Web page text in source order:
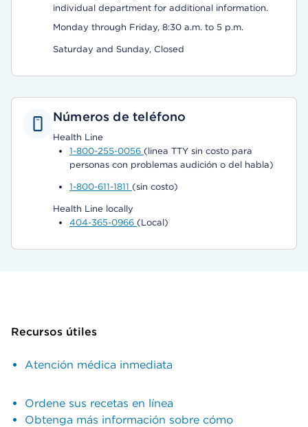
individual department for additional information.
Monday through Friday, 8:30 a.m. to 5 p.m.
Saturday and Sunday, Closed
Números de teléfono
Health Line
1-800-255-0056 (linea TTY sin costo para
personas con problemas audición o del habla)
1-800-611-1811 (sin costo)
Health Line locally
404-365-0966 (Local)
Recursos útiles
Atención médica inmediata
Ordene sus recetas en línea
Obtenga más información sobre cómo